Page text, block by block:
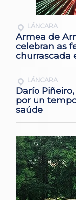
LÁNCARA
Armea de
celebran as
churrascada
LÁNCARA
Darío
por un
saúde